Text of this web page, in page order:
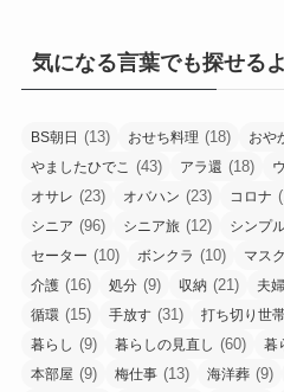
気になる言葉でも探せるよ
BS朝日 (13) おせち料理 (18) おや
やましたひでこ (43) アラ還 (18)
オサレ (23) オバハン (23) コロナ
シニア (96) シニア旅 (12) シンプ
セーター (10) ボンクラ (10) マスク
介護 (16) 処分 (9) 収納 (21) 夫婦
循環 (15) 手放す (31) 打ち切り世
暮らし (9) 暮らしの見直し (60) 暮
本部屋 (9) 梅仕事 (13) 海洋葬 (9)